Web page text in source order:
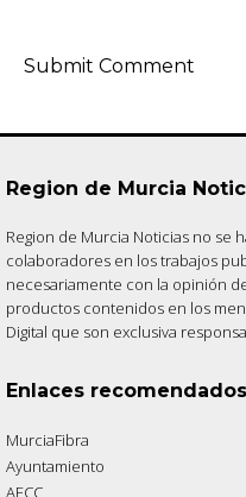
Region de Murcia
Region de Murcia Noticias no se
colaboradores en los trabajos
necesariamente con la opinión
productos contenidos en los
Digital que son exclusiva
Enlaces recomendados
MurciaFibra
Ayuntamiento
AECC